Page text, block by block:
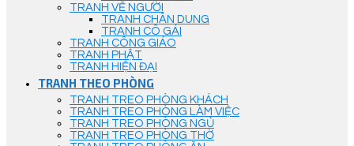
TRANH VẼ NGƯỜI
TRANH CHÂN DUNG
TRANH CÔ GÁI
TRANH CÔNG GIÁO
TRANH PHẬT
TRANH HIỆN ĐẠI
TRANH THEO PHÒNG
TRANH TREO PHÒNG KHÁCH
TRANH TREO PHÒNG LÀM VIỆC
TRANH TREO PHÒNG NGỦ
TRANH TREO PHÒNG THỜ